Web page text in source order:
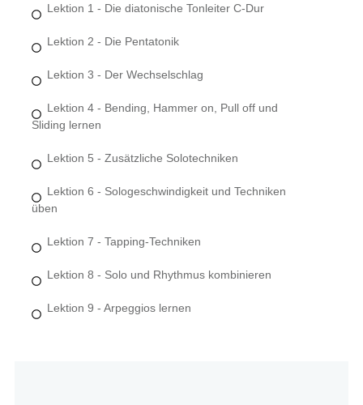
Lektion 1 - Die diatonische Tonleiter C-Dur
Lektion 2 - Die Pentatonik
Lektion 3 - Der Wechselschlag
Lektion 4 - Bending, Hammer on, Pull off und
Sliding lernen
Lektion 5 - Zusätzliche Solotechniken
Lektion 6 - Sologeschwindigkeit und Techniken
üben
Lektion 7 - Tapping-Techniken
Lektion 8 - Solo und Rhythmus kombinieren
Lektion 9 - Arpeggios lernen